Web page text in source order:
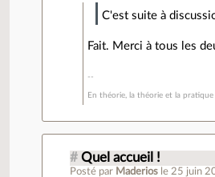
C'est suite à
Fait. Merci à tous les
En théorie, la théorie et la
# Quel accueil !
Posté par Maderios le 25 juin